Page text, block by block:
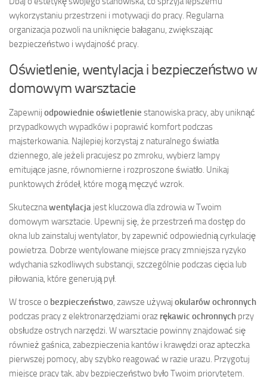
wykorzystaniu przestrzeni i motywacji do pracy. Regularna
organizacja pozwoli na uniknięcie bałaganu, zwiększając
bezpieczeństwo i wydajność pracy.
Oświetlenie, wentylacja i bezpieczeństwo w
domowym warsztacie
Zapewnij odpowiednie oświetlenie stanowiska pracy, aby uniknąć
przypadkowych wypadków i poprawić komfort podczas
majsterkowania. Najlepiej korzystaj z naturalnego światła
dziennego, ale jeżeli pracujesz po zmroku, wybierz lampy
emitujące jasne, równomierne i rozproszone światło. Unikaj
punktowych źródeł, które mogą męczyć wzrok.
Skutecznawentylacja jest kluczowa dla zdrowia w Twoim
domowym warsztacie. Upewnij się, że przestrzeń ma dostęp do
okna lub zainstaluj wentylator, by zapewnić odpowiednią cyrkulację
powietrza. Dobrze wentylowane miejsce pracy zmniejsza ryzyko
wdychania szkodliwych substancji, szczególnie podczas cięcia lub
piłowania, które generują pył.
W trosce o bezpieczeństwo, zawsze używaj okularów ochronnych
podczas pracy z elektronarzędziami oraz rękawic ochronnych przy
obsłudze ostrych narzędzi. W warsztacie powinny znajdować się
również gaśnica, zabezpieczenia kantów i krawędzi oraz apteczka
pierwszej pomocy, aby szybko reagować w razie urazu. Przygotuj
miejsce pracy tak, aby bezpieczeństwo było Twoim priorytetem.